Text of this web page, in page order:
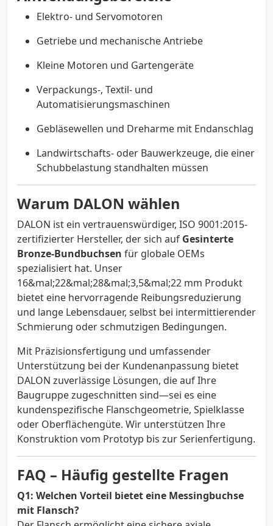
Elektro- und Servomotoren
Getriebe und mechanische Antriebe
Kleine Motoren und Gartengeräte
Verpackungs-, Textil- und
Automatisierungsmaschinen
Gebläsewellen und Dreharme mit Endanschlag
Landwirtschafts- oder Bauwerkzeuge, die einer
Schubbelastung standhalten müssen
Warum DALON wählen
DALON ist ein vertrauenswürdiger, ISO 9001:2015-
zertifizierter Hersteller, der sich auf Gesinterte
Bronze-Bundbuchsen für globale OEMs
spezialisiert hat. Unser
16&mal;22&mal;28&mal;3,5&mal;22 mm Produkt
bietet eine hervorragende Reibungsreduzierung
und lange Lebensdauer, selbst bei intermittierender
Schmierung oder schmutzigen Bedingungen.
Mit Präzisionsfertigung und umfassender
Unterstützung bei der Kundenanpassung bietet
DALON zuverlässige Lösungen, die auf Ihre
Baugruppe zugeschnitten sind—sei es eine
kundenspezifische Flanschgeometrie, Spielklasse
oder Oberflächengüte. Wir unterstützen Ihre
Konstruktion vom Prototyp bis zur Serienfertigung.
FAQ – Häufig gestellte Fragen
Q1: Welchen Vorteil bietet eine Messingbuchse
mit Flansch?